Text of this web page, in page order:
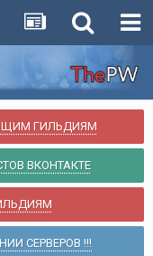
ГИЛЬДИЯМ
ВКОНТАКТЕ
СЕРВЕРОВ !!!